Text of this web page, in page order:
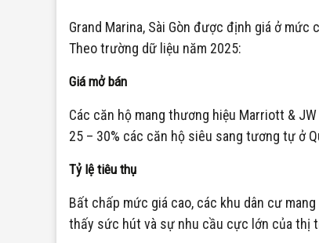
Grand Marina, Sài Gòn được định giá ở
Theo trường dữ liệu năm 2025:
Giá mở bán
Các căn hộ mang thương hiệu Marriott &
25 – 30% các căn hộ siêu sang tương tự ở
Tỷ lệ tiêu thụ
Bất chấp mức giá cao, các khu dân cư
thấy sức hút và sự nhu cầu cực lớn của thị